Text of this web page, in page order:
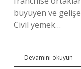
büyüyen ve
Civil yemek…
Devamını okuyun
Ne